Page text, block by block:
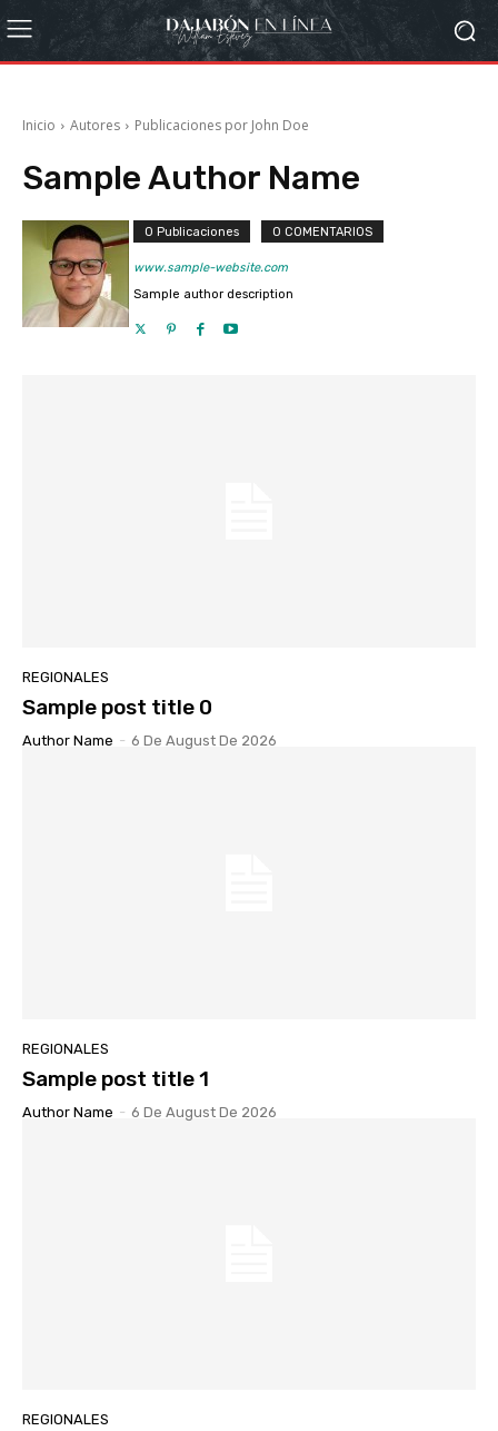
Inicio Autores Publicaciones por John Doe
Sample Author Name
0 Publicaciones 0 COMENTARIOS
www.sample-website.com
Sample author description
REGIONALES
Sample post title 0
Author Name - 6 De August De 2026
REGIONALES
Sample post title 1
Author Name - 6 De August De 2026
REGIONALES